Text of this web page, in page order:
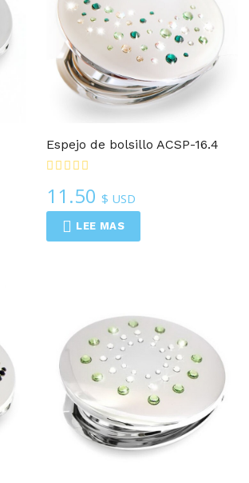
Espejo de bolsillo ACSP-16.4
11.50$ USD
LEE MAS
Espejos Compactos
Espejos Compactos